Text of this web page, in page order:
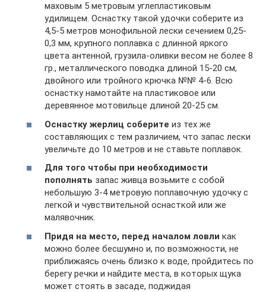
маховым 5 метровым углепластиковым
удилищем. Оснастку такой удочки соберите из
4,5-5 метров монофильной лески сечением 0,25-
0,3 мм, крупного поплавка с длинной яркого
цвета антенной, грузила-оливки весом не более 8
гр., металлического поводка длиной 15-20 см,
двойного или тройного крючка №№ 4-6. Всю
оснастку намотайте на пластиковое или
деревянное мотовильце длиной 20-25 см.
Оснастку жерлиц соберите из тех же
составляющих с тем различием, что запас лески
увеличьте до 10 метров и не ставьте поплавок.
Для того чтобы при необходимости
пополнять запас живца возьмите с собой
небольшую 3-4 метровую поплавочную удочку с
легкой и чувствительной оснасткой или же
малявочник.
Придя на место, перед началом ловли как
можно более бесшумно и, по возможности, не
приближаясь очень близко к воде, пройдитесь по
берегу речки и найдите места, в которых щука
может стоять в засаде, поджидая